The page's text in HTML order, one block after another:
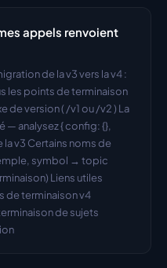
appels renvoient
de la v3 vers la v4 :
les points de terminaison
de version ( /v1 ou /v2 ) La
— analysez { config: {},
la v3 Certains noms de
symbol → topic
Liens utiles
de terminaison v4
de sujets